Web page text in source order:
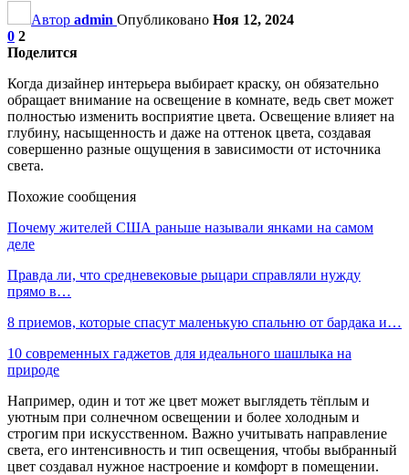
Автор admin Опубликовано Ноя 12, 2024
0 2
Поделится
Когда дизайнер интерьера выбирает краску, он обязательно
обращает внимание на освещение в комнате, ведь свет может
полностью изменить восприятие цвета. Освещение влияет на
глубину, насыщенность и даже на оттенок цвета, создавая
совершенно разные ощущения в зависимости от источника
света.
Похожие сообщения
Почему жителей США раньше называли янками на самом
деле
Правда ли, что средневековые рыцари справляли нужду
прямо в…
8 приемов, которые спасут маленькую спальню от бардака и…
10 современных гаджетов для идеального шашлыка на
природе
Например, один и тот же цвет может выглядеть тёплым и
уютным при солнечном освещении и более холодным и
строгим при искусственном. Важно учитывать направление
света, его интенсивность и тип освещения, чтобы выбранный
цвет создавал нужное настроение и комфорт в помещении.